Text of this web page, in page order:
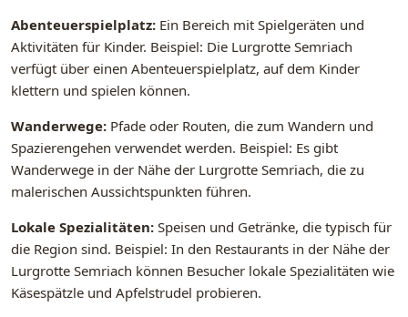
Abenteuerspielplatz: Ein Bereich mit Spielgeräten und
Aktivitäten für Kinder. Beispiel: Die Lurgrotte Semriach
verfügt über einen Abenteuerspielplatz, auf dem Kinder
klettern und spielen können.
Wanderwege: Pfade oder Routen, die zum Wandern und
Spazierengehen verwendet werden. Beispiel: Es gibt
Wanderwege in der Nähe der Lurgrotte Semriach, die zu
malerischen Aussichtspunkten führen.
Lokale Spezialitäten: Speisen und Getränke, die typisch für
die Region sind. Beispiel: In den Restaurants in der Nähe der
Lurgrotte Semriach können Besucher lokale Spezialitäten wie
Käsespätzle und Apfelstrudel probieren.